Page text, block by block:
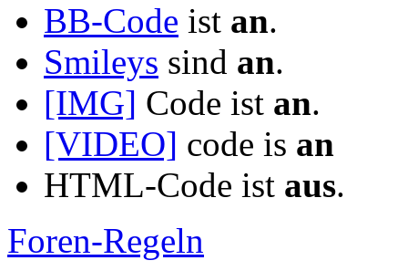
BB-Code ist an.
Smileys sind an.
[IMG] Code ist an.
[VIDEO] code is an
HTML-Code ist aus.
Foren-Regeln